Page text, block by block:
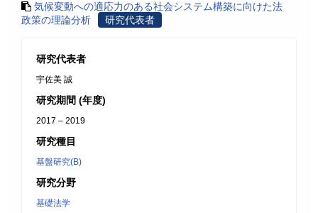
気候変動への適応力のある社会システム構築に向けた法
政策の理論分析
研究代表者
研究代表者
宇佐美 誠
研究期間 (年度)
2017 – 2019
研究種目
基盤研究(B)
研究分野
基礎法学